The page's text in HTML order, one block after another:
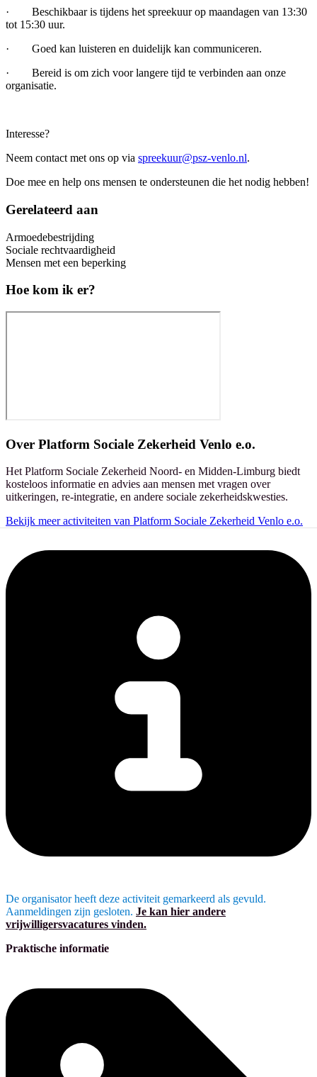
· Beschikbaar is tijdens het spreekuur op maandagen van 13:30
tot 15:30 uur.
· Goed kan luisteren en duidelijk kan communiceren.
· Bereid is om zich voor langere tijd te verbinden aan onze
organisatie.
Interesse?
Neem contact met ons op via spreekuur@psz-venlo.nl.
Doe mee en help ons mensen te ondersteunen die het nodig hebben!
Gerelateerd aan
Armoedebestrijding
Sociale rechtvaardigheid
Mensen met een beperking
Hoe kom ik er?
Over Platform Sociale Zekerheid Venlo e.o.
Het Platform Sociale Zekerheid Noord- en Midden-Limburg biedt
kosteloos informatie en advies aan mensen met vragen over
uitkeringen, re-integratie, en andere sociale zekerheidskwesties.
Bekijk meer activiteiten van Platform Sociale Zekerheid Venlo e.o.
De organisator heeft deze activiteit gemarkeerd als gevuld.
Aanmeldingen zijn gesloten. Je kan hier andere
vrijwilligersvacatures vinden.
Praktische informatie